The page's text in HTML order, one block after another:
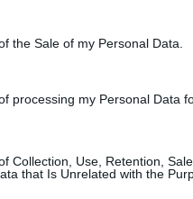
the Sale of my Personal Data.
processing my Personal Data
Collection, Use, Retention,
that Is Unrelated with the